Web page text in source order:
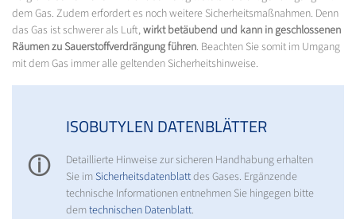
dem Gas. Zudem erfordert es noch weitere Sicherheitsmaßnahmen. Denn
das Gas ist schwerer als Luft,wirkt betäubend und kann in geschlossenen
Räumen zu Sauerstoffverdrängung führen. Beachten Sie somit im Umgang
mit dem Gas immer alle geltenden Sicherheitshinweise.
ⓘ
ISOBUTYLEN DATENBLÄTTER
Detaillierte Hinweise zur sicheren Handhabung erhalten
Sie imSicherheitsdatenblattdes Gases. Ergänzende
technische Informationen entnehmen Sie hingegen bitte
demtechnischen Datenblatt.